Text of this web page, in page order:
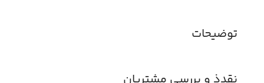
توضیحات